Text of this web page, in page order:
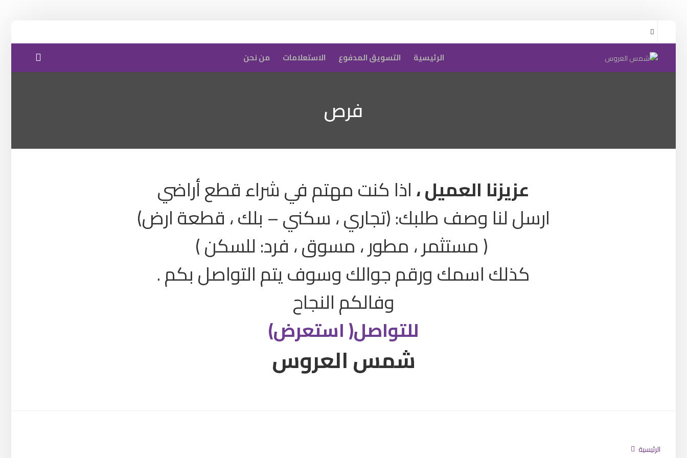
الرئيسية التسويق المدفوع الاستعلامات من نحن
فرص
عزيزنا العميل ،اذا كنت مهتم في شراء قطع أراضي
ارسل لنا وصف طلبك: (تجاري ، سكني – بلك ، قطعة ارض)
( مستثمر ، مطور ، مسوق ، فرد: للسكن )
كذلك اسمك ورقم جوالك وسوف يتم التواصل بكم .
وفالكم النجاح
للتواصل( استعرض)
شمس العروس
الرئيسية